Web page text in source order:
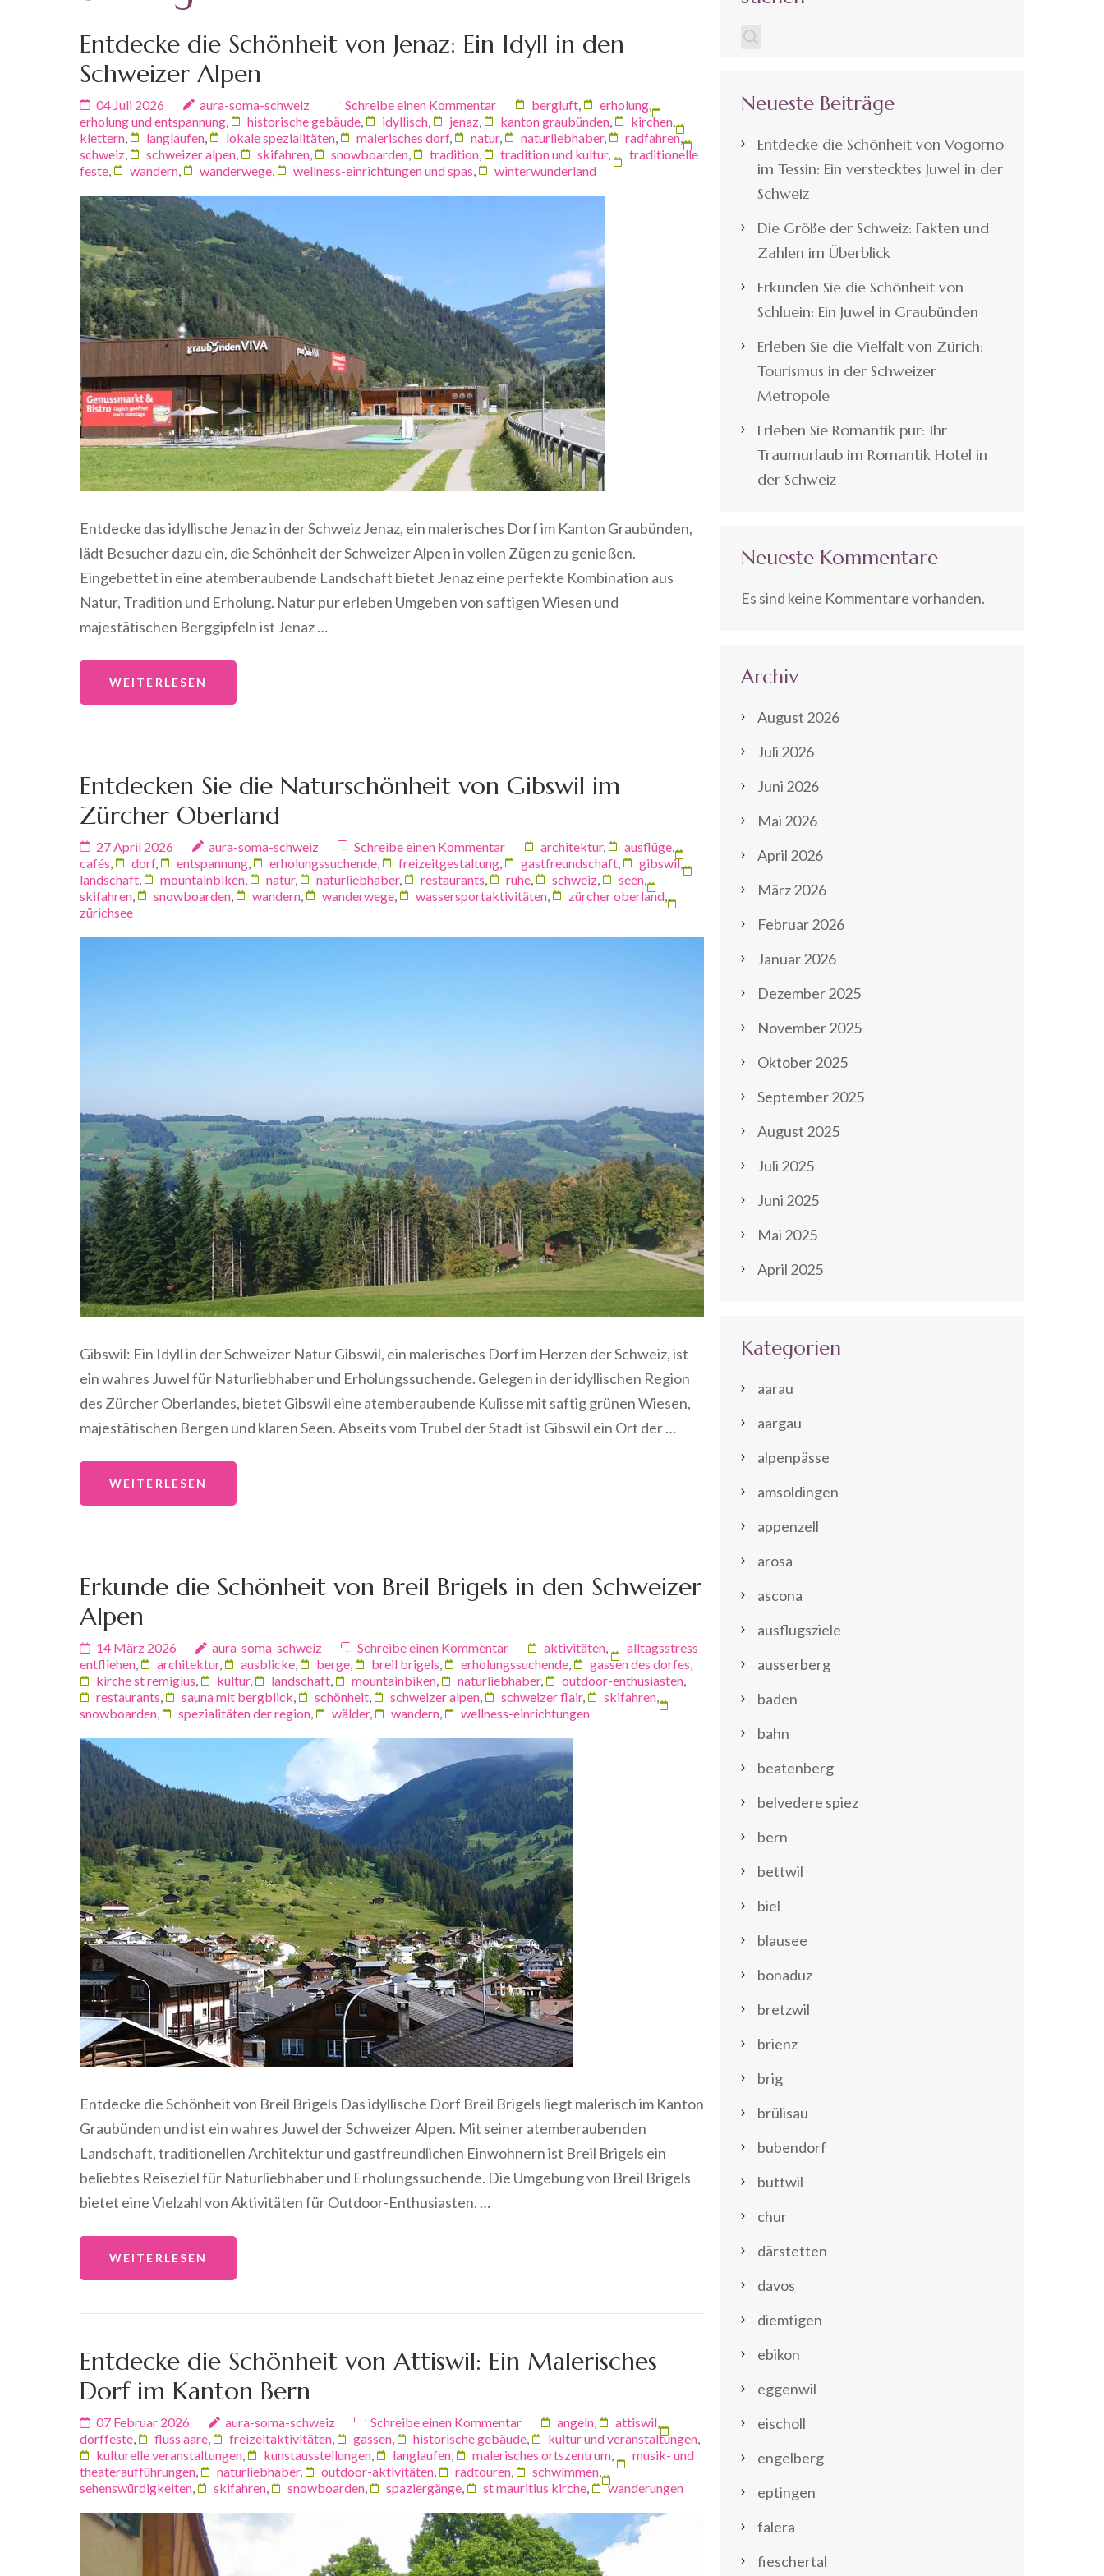
Entdecke die Schönheit von Jenaz: Ein Idyll in den
Schweizer Alpen
04 Juli 2026 aura-soma-schweiz Schreibe einen Kommentar bergluft erholung
erholung und entspannung
historische gebäude idyllisch jenaz kanton graubünden kirchen
klettern
langlaufen lokale spezialitäten malerisches dorf, natur, naturliebhaber, radfahren,
schweiz
schweizer alpen skifahren snowboarden tradition tradition und kultur,
traditionelle
feste
wandern wanderwege wellness-einrichtungen und spas winterwunderland
Entdecke das idyllische Jenaz in der Schweiz Jenaz, ein malerisches Dorf im Kanton Graubünden,
lädt Besucher dazu ein, die Schönheit der Schweizer Alpen in vollen Zügen zu genießen.
Eingebettet in eine atemberaubende Landschaft bietet Jenaz eine perfekte Kombination aus
Natur, Tradition und Erholung. Natur pur erleben Umgeben von saftigen Wiesen und
majestätischen Berggipfeln ist Jenaz …
WEITERLESEN
Entdecken Sie die Naturschönheit von Gibswil im
Zürcher Oberland
27 April 2026 aura-soma-schweiz Schreibe einen Kommentar architektur, ausflüge
cafés
dorf, entspannung erholungssuchende freizeitgestaltung gastfreundschaft gibswil,
landschaft
mountainbiken natur, naturliebhaber, restaurants ruhe schweiz seen
skifahren
snowboarden wandern wanderwege wassersportaktivitäten zürcher oberland
zürichsee
Gibswil: Ein Idyll in der Schweizer Natur Gibswil, ein malerisches Dorf im Herzen der Schweiz, ist
ein wahres Juwel für Naturliebhaber und Erholungssuchende. Gelegen in der idyllischen Region
des Zürcher Oberlandes, bietet Gibswil eine atemberaubende Kulisse mit saftig grünen Wiesen,
majestätischen Bergen und klaren Seen. Abseits vom Trubel der Stadt ist Gibswil ein Ort der …
WEITERLESEN
Erkunde die Schönheit von Breil Brigels in den Schweizer
Alpen
14 März 2026 aura-soma-schweiz Schreibe einen Kommentar aktivitäten,
alltagsstress
entfliehen, architektur, ausblicke, berge, breil brigels, erholungssuchende, gassen des dorfes,
kirche st remigius, kultur, landschaft, mountainbiken, naturliebhaber, outdoor-enthusiasten,
restaurants, sauna mit bergblick, schönheit, schweizer alpen, schweizer flair, skifahren,
snowboarden, spezialitäten der region, wälder, wandern, wellness-einrichtungen
Entdecke die Schönheit von Breil Brigels Das idyllische Dorf Breil Brigels liegt malerisch im Kanton
Graubünden und ist ein wahres Juwel der Schweizer Alpen. Mit seiner atemberaubenden
Landschaft, traditionellen Architektur und gastfreundlichen Einwohnern ist Breil Brigels ein
beliebtes Reiseziel für Naturliebhaber und Erholungssuchende. Die Umgebung von Breil Brigels
bietet eine Vielzahl von Aktivitäten für Outdoor-Enthusiasten. …
WEITERLESEN
Entdecke die Schönheit von Attiswil: Ein Malerisches
Dorf im Kanton Bern
07 Februar 2026 aura-soma-schweiz Schreibe einen Kommentar angeln, attiswil,
dorffeste, fluss aare, freizeitaktivitäten, gassen, historische gebäude, kultur und veranstaltungen,
kulturelle veranstaltungen, kunstausstellungen, langlaufen, malerisches ortszentrum,
musik- und
theateraufführungen, naturliebhaber, outdoor-aktivitäten, radtouren, schwimmen,
sehenswürdigkeiten, skifahren, snowboarden, spaziergänge, st mauritius kirche, wanderungen
Neueste Beiträge
Entdecke die Schönheit von Vogorno
im Tessin: Ein verstecktes Juwel in der
Schweiz
Die Größe der Schweiz: Fakten und
Zahlen im Überblick
Erkunden Sie die Schönheit von
Schluein: Ein Juwel in Graubünden
Erleben Sie die Vielfalt von Zürich:
Tourismus in der Schweizer
Metropole
Erleben Sie Romantik pur: Ihr
Traumurlaub im Romantik Hotel in
der Schweiz
Neueste Kommentare
Es sind keine Kommentare vorhanden.
Archiv
August 2026
Juli 2026
Juni 2026
Mai 2026
April 2026
März 2026
Februar 2026
Januar 2026
Dezember 2025
November 2025
Oktober 2025
September 2025
August 2025
Juli 2025
Juni 2025
Mai 2025
April 2025
Kategorien
aarau
aargau
alpenpässe
amsoldingen
appenzell
arosa
ascona
ausflugsziele
ausserberg
baden
bahn
beatenberg
belvedere spiez
bern
bettwil
biel
blausee
bonaduz
bretzwil
brienz
brig
brülisau
bubendorf
buttwil
chur
därstetten
davos
diemtigen
ebikon
eggenwil
eischoll
engelberg
eptingen
falera
fieschertal